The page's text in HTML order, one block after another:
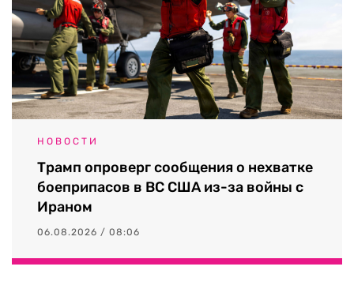
НОВОСТИ
Трамп опроверг сообщения о нехватке
боеприпасов в ВС США из-за войны с
Ираном
06.08.2026 / 08:06